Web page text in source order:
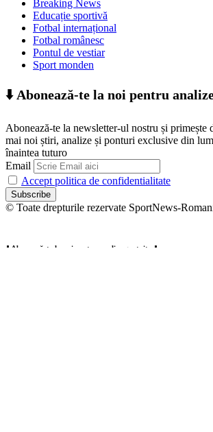
Breaking News
Educație sportivă
Fotbal internațional
Fotbal românesc
Pontul de vestiar
Sport monden
⬇️ Abonează-te la noi pentru
Abonează-te la newsletter-ul nostru și primește
mai noi știri, analize și ponturi exclusive din
înaintea tuturo
Email
Accept politica de confidentialitate
© Toate drepturile rezervate SportNews-
⬇️ Abonează-te la noi pentru analize gratuite ⬇️